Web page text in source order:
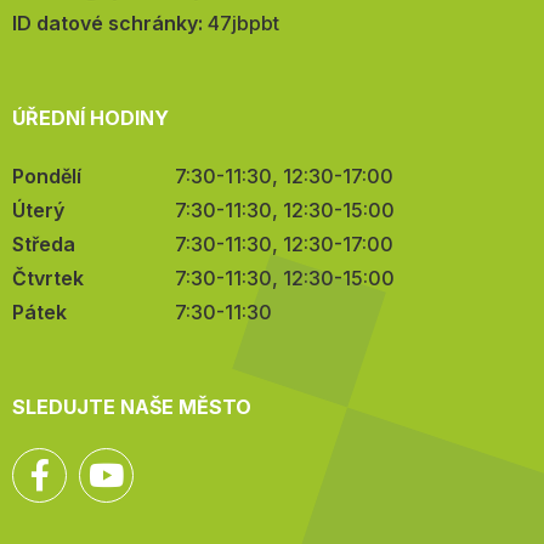
mail:
ID datové schránky: 47jbpbt
ÚŘEDNÍ HODINY
Pondělí
7:30-11:30, 12:30-17:00
Úterý
7:30-11:30, 12:30-15:00
Středa
7:30-11:30, 12:30-17:00
Čtvrtek
7:30-11:30, 12:30-15:00
Pátek
7:30-11:30
SLEDUJTE NAŠE MĚSTO
Facebook